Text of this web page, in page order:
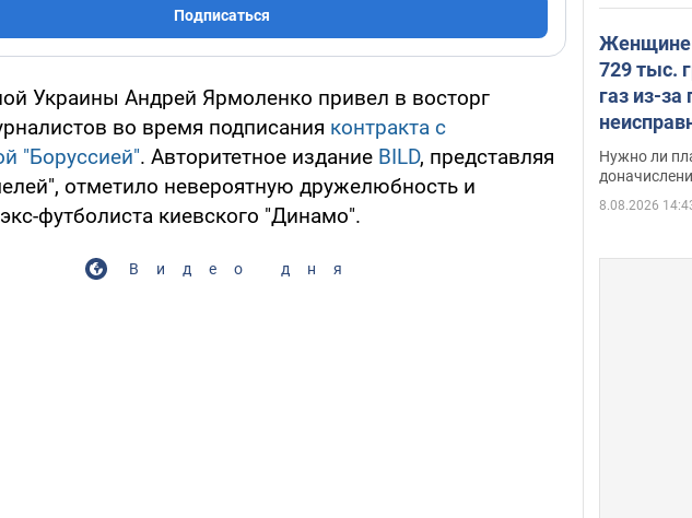
Подписаться
Украины Андрей Ярмоленко привел в восторг
во время подписания контракта с
"Боруссией". Авторитетное издание BILD, представляя
отметило невероятную дружелюбность и
футболиста киевского "Динамо".
Видео дня
Женщине
729 тыс.
газ из-за
судья
Нужно ли
8.08.2026